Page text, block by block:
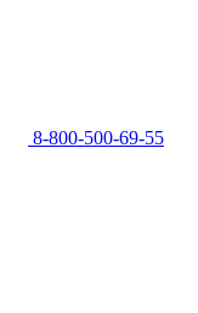
8-800-500-69-55